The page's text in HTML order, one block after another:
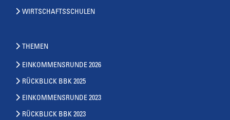
WIRTSCHAFTSSCHULEN
THEMEN
EINKOMMENSRUNDE 2026
RÜCKBLICK BBK 2025
EINKOMMENSRUNDE 2023
RÜCKBLICK BBK 2023